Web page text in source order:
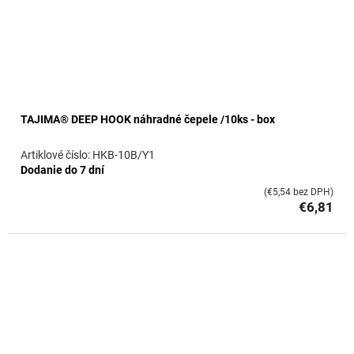
TAJIMA® DEEP HOOK náhradné čepele /10ks - box
Dodanie do 7 dní
HKB-10B/Y1
€6,81
(€5,54 bez DPH)